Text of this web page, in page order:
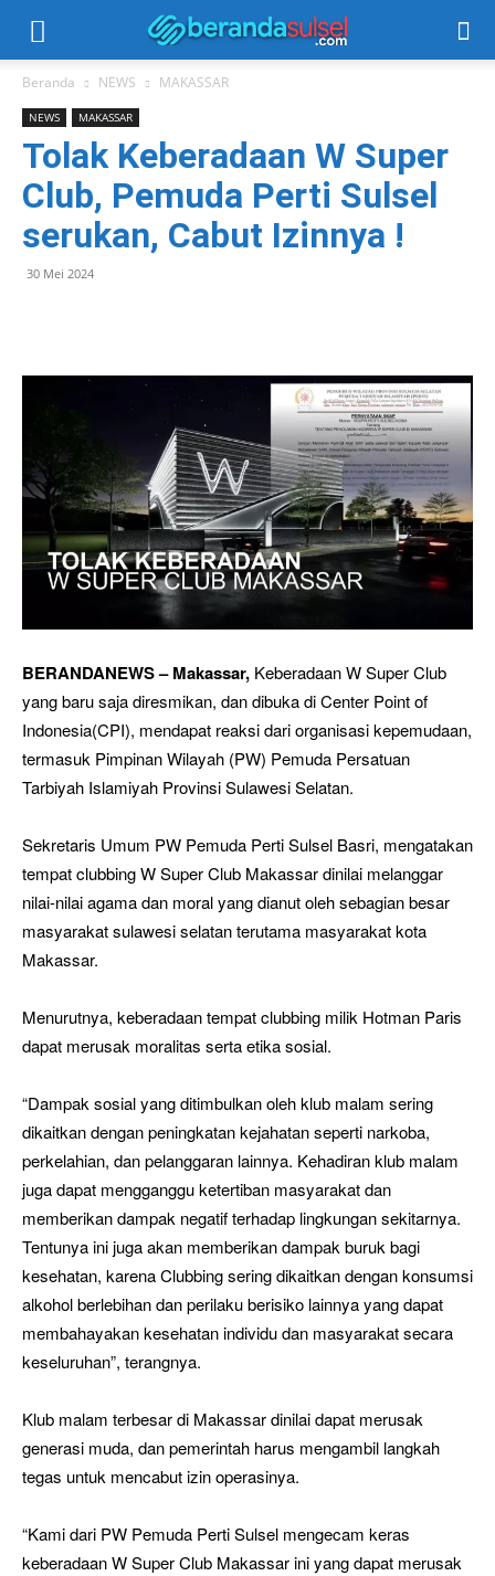
Beranda NEWS MAKASSAR
NEWS MAKASSAR
Tolak Keberadaan W Super
Club, Pemuda Perti Sulsel
serukan, Cabut Izinnya !
30 Mei 2024
BERANDANEWS – Makassar, Keberadaan W Super Club
yang baru saja diresmikan, dan dibuka di Center Point of
Indonesia(CPI), mendapat reaksi dari organisasi kepemudaan,
termasuk Pimpinan Wilayah (PW) Pemuda Persatuan
Tarbiyah Islamiyah Provinsi Sulawesi Selatan.
Sekretaris Umum PW Pemuda Perti Sulsel Basri, mengatakan
tempat clubbing W Super Club Makassar dinilai melanggar
nilai-nilai agama dan moral yang dianut oleh sebagian besar
masyarakat sulawesi selatan terutama masyarakat kota
Makassar.
Menurutnya, keberadaan tempat clubbing milik Hotman Paris
dapat merusak moralitas serta etika sosial.
“Dampak sosial yang ditimbulkan oleh klub malam sering
dikaitkan dengan peningkatan kejahatan seperti narkoba,
perkelahian, dan pelanggaran lainnya. Kehadiran klub malam
juga dapat mengganggu ketertiban masyarakat dan
memberikan dampak negatif terhadap lingkungan sekitarnya.
Tentunya ini juga akan memberikan dampak buruk bagi
kesehatan, karena Clubbing sering dikaitkan dengan konsumsi
alkohol berlebihan dan perilaku berisiko lainnya yang dapat
membahayakan kesehatan individu dan masyarakat secara
keseluruhan”, terangnya.
Klub malam terbesar di Makassar dinilai dapat merusak
generasi muda, dan pemerintah harus mengambil langkah
tegas untuk mencabut izin operasinya.
“Kami dari PW Pemuda Perti Sulsel mengecam keras
keberadaan W Super Club Makassar ini yang dapat merusak